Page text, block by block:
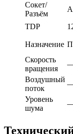
Сокет/
Разъём
TDP
Назначение
Скорость
вращения
Воздушный
поток
Уровень
шума